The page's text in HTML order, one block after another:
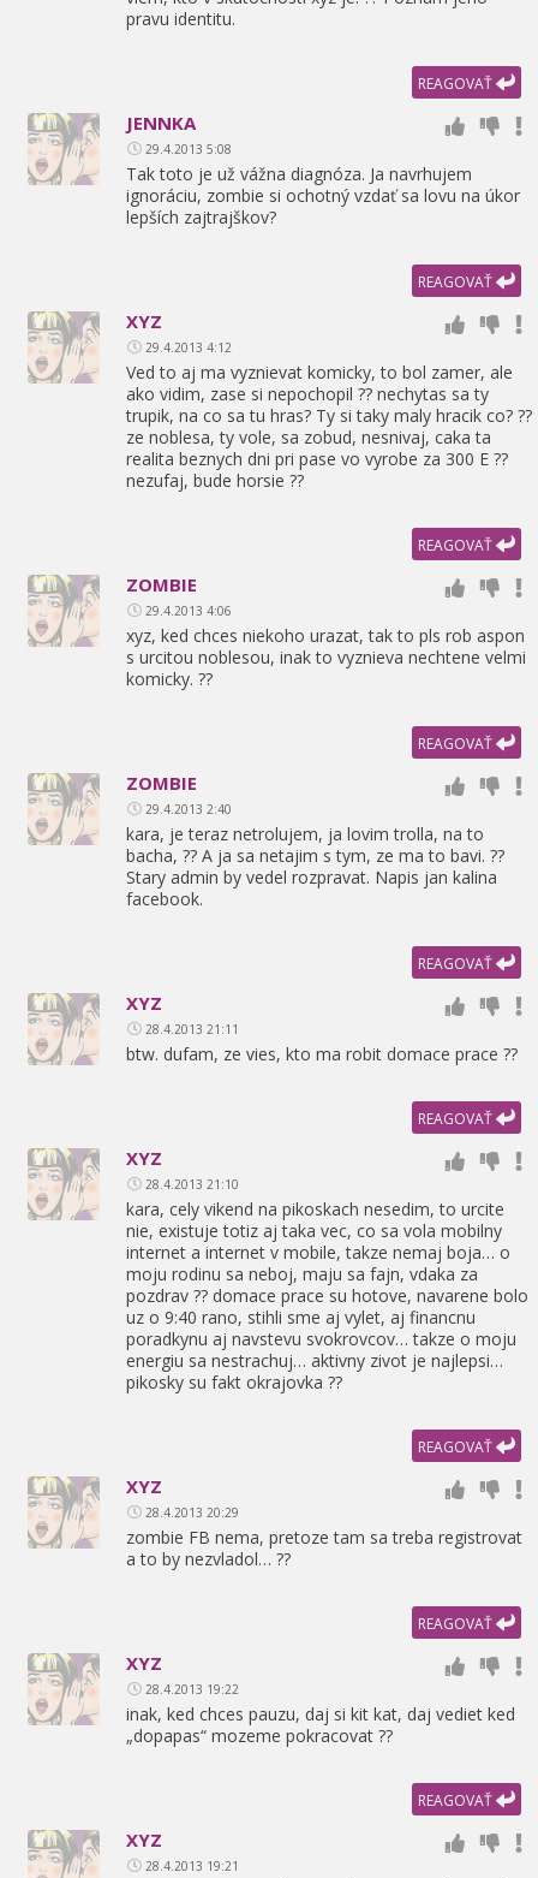
pravu identitu.
REAGOVAŤ
JENNKA
29.4.2013 5:08
Tak toto je už vážna diagnóza. Ja navrhujem
ignoráciu, zombie si ochotný vzdať sa lovu na úkor
lepších zajtrajškov?
REAGOVAŤ
XYZ
29.4.2013 4:12
Ved to aj ma vyznievat komicky, to bol zamer, ale
ako vidim, zase si nepochopil ?? nechytas sa ty
trupik, na co sa tu hras? Ty si taky maly hracik co? ??
ze noblesa, ty vole, sa zobud, nesnivaj, caka ta
realita beznych dni pri pase vo vyrobe za 300 E ??
nezufaj, bude horsie ??
REAGOVAŤ
ZOMBIE
29.4.2013 4:06
xyz, ked chces niekoho urazat, tak to pls rob aspon
s urcitou noblesou, inak to vyznieva nechtene velmi
komicky. ??
REAGOVAŤ
ZOMBIE
29.4.2013 2:40
kara, je teraz netrolujem, ja lovim trolla, na to
bacha, ?? A ja sa netajim s tym, ze ma to bavi. ??
Stary admin by vedel rozpravat. Napis jan kalina
facebook.
REAGOVAŤ
XYZ
28.4.2013 21:11
btw. dufam, ze vies, kto ma robit domace prace ??
REAGOVAŤ
XYZ
28.4.2013 21:10
kara, cely vikend na pikoskach nesedim, to urcite
nie, existuje totiz aj taka vec, co sa vola mobilny
internet a internet v mobile, takze nemaj boja… o
moju rodinu sa neboj, maju sa fajn, vdaka za
pozdrav ?? domace prace su hotove, navarene bolo
uz o 9:40 rano, stihli sme aj vylet, aj financnu
poradkynu aj navstevu svokrovcov… takze o moju
energiu sa nestrachuj… aktivny zivot je najlepsi…
pikosky su fakt okrajovka ??
REAGOVAŤ
XYZ
28.4.2013 20:29
zombie FB nema, pretoze tam sa treba registrovat
a to by nezvladol… ??
REAGOVAŤ
XYZ
28.4.2013 19:22
inak, ked chces pauzu, daj si kit kat, daj vediet ked
„dopapas“ mozeme pokracovat ??
REAGOVAŤ
XYZ
28.4.2013 19:21